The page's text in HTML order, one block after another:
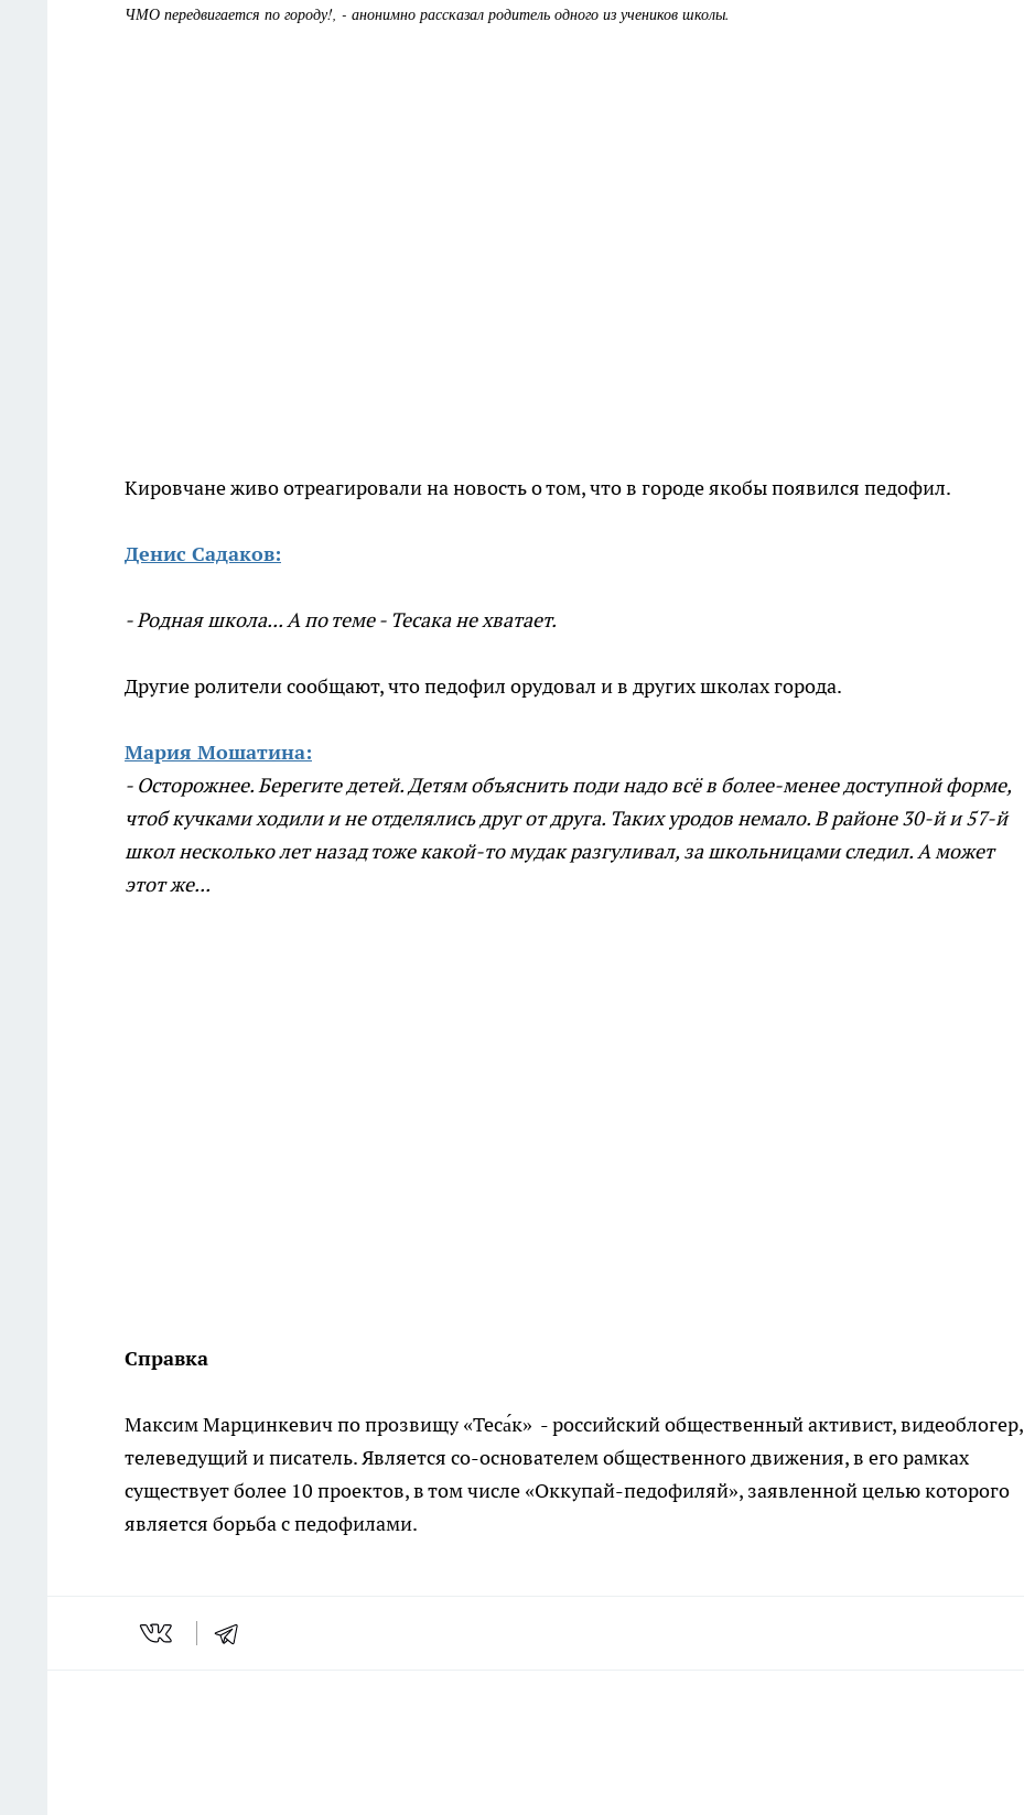
ЧМО передвигается по городу!, - анонимно рассказал родитель одного из учеников школы.
Кировчане живо отреагировали на новость о том, что в городе якобы появился педофил.
Денис Садаков:
- Родная школа... А по теме - Тесака не хватает.
Другие ролители сообщают, что педофил орудовал и в других школах города.
Мария Мошатина:
- Осторожнее. Берегите детей. Детям объяснить поди надо всё в более-менее доступной форме,
чтоб кучками ходили и не отделялись друг от друга. Таких уродов немало. В районе 30-й и 57-й
школ несколько лет назад тоже какой-то мудак разгуливал, за школьницами следил. А может
этот же...
Справка
Максим Марцинкевич по прозвищу «Теса́к» - российский общественный активист, видеоблогер,
телеведущий и писатель. Является со-основателем общественного движения, в его рамках
существует более 10 проектов, в том числе «Оккупай-педофиляй», заявленной целью которого
является борьба с педофилами.